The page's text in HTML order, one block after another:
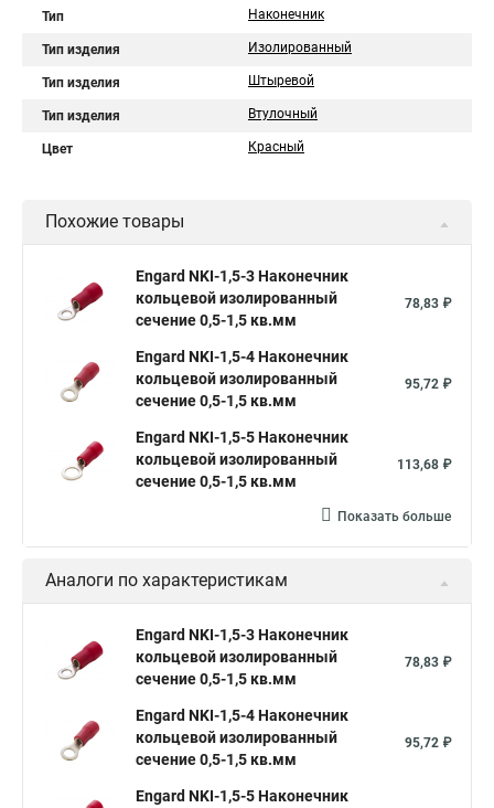
Тип Наконечник
Тип изделия Изолированный
Тип изделия Штыревой
Тип изделия Втулочный
Цвет Красный
Похожие товары
Engard NKI-1,5-3 Наконечник
кольцевой изолированный
сечение 0,5-1,5 кв.мм
78,83 ₽
Engard NKI-1,5-4 Наконечник
кольцевой изолированный
сечение 0,5-1,5 кв.мм
95,72 ₽
Engard NKI-1,5-5 Наконечник
кольцевой изолированный
сечение 0,5-1,5 кв.мм
113,68 ₽
Показать больше
Аналоги по характеристикам
Engard NKI-1,5-3 Наконечник
кольцевой изолированный
сечение 0,5-1,5 кв.мм
78,83 ₽
Engard NKI-1,5-4 Наконечник
кольцевой изолированный
сечение 0,5-1,5 кв.мм
95,72 ₽
Engard NKI-1,5-5 Наконечник